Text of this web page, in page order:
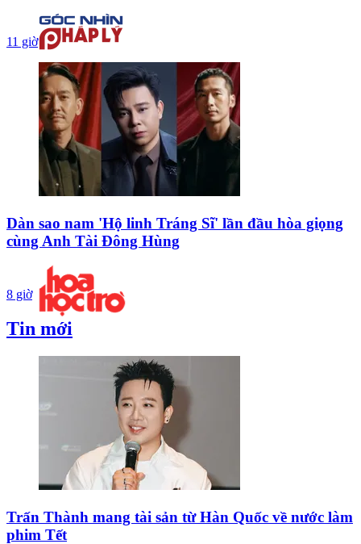
11 giờ
Dàn sao nam 'Hộ linh Tráng Sĩ' lần đầu hòa giọng
cùng Anh Tài Đông Hùng
8 giờ
Tin mới
Trấn Thành mang tài sản từ Hàn Quốc về nước làm
phim Tết